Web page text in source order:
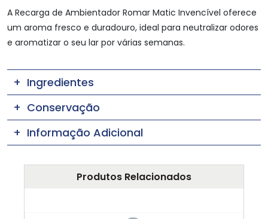
A Recarga de Ambientador Romar Matic Invencível oferece
um aroma fresco e duradouro, ideal para neutralizar odores
e aromatizar o seu lar por várias semanas.
Ingredientes
Conservação
Informação Adicional
Produtos Relacionados